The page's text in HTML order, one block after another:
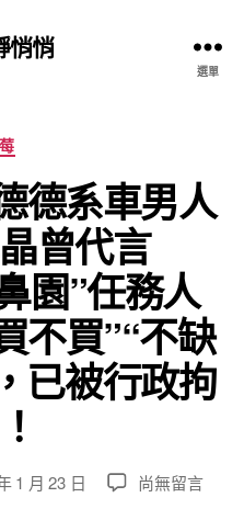
悄悄
選單
分
德系車男人
曾代言
園”任務人
不買”“不缺
已被行政拘
1 月 23 日
在
尚無留言